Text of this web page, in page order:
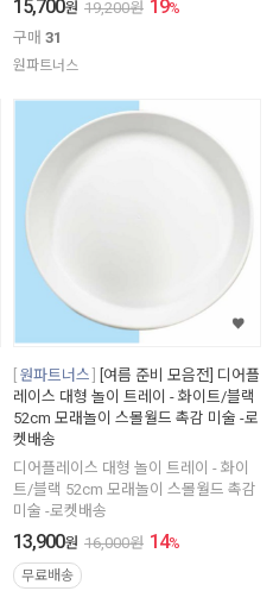
15,700원 19,200원 19%
구매 31
원파트너스
원파트너스
[여름 준비 모음전] 디어플
레이스 대형 놀이 트레이 - 화이트/블랙
52cm 모래놀이 스몰월드 촉감 미술 -로
켓배송
디어플레이스 대형 놀이 트레이 - 화이
트/블랙 52cm 모래놀이 스몰월드 촉감
미술 -로켓배송
13,900원 16,000원 14%
무료배송